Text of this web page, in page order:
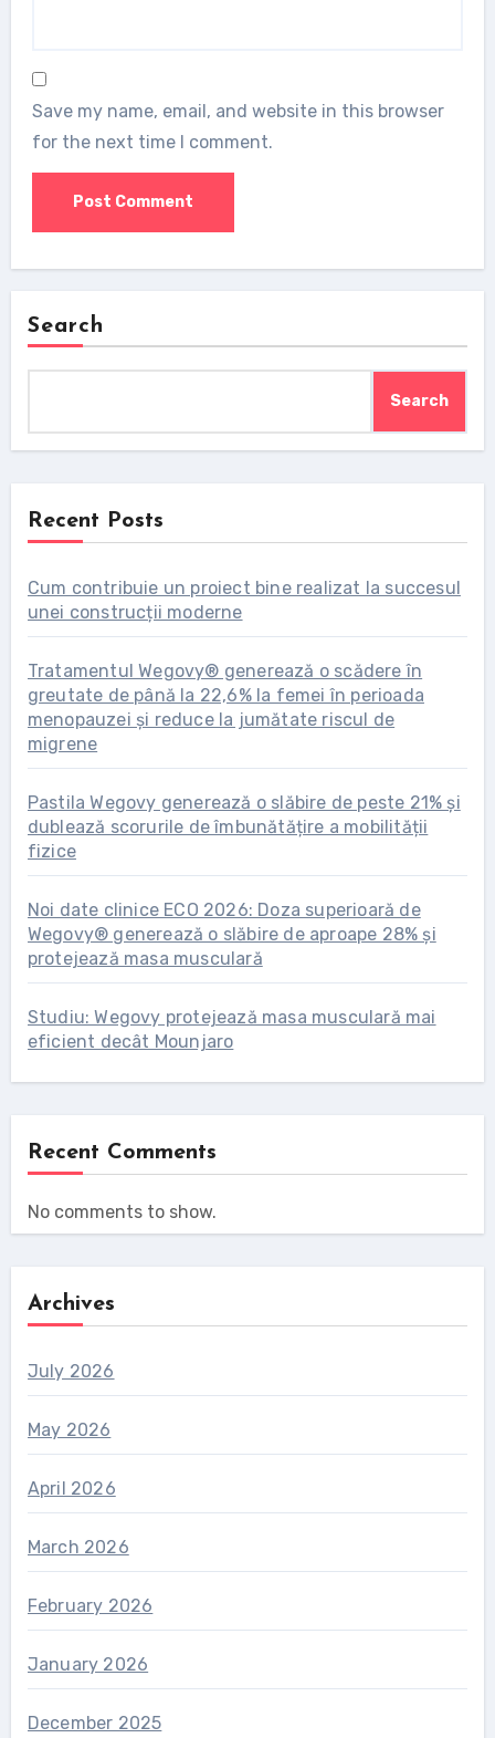
Save my name, email, and website in this browser
for the next time I comment.
Search
Search
Recent Posts
Cum contribuie un proiect bine realizat la succesul
unei construcții moderne
Tratamentul Wegovy® generează o scădere în
greutate de până la 22,6% la femei în perioada
menopauzei și reduce la jumătate riscul de
migrene
Pastila Wegovy generează o slăbire de peste 21% și
dublează scorurile de îmbunătățire a mobilității
fizice
Noi date clinice ECO 2026: Doza superioară de
Wegovy® generează o slăbire de aproape 28% și
protejează masa musculară
Studiu: Wegovy protejează masa musculară mai
eficient decât Mounjaro
Recent Comments
No comments to show.
Archives
July 2026
May 2026
April 2026
March 2026
February 2026
January 2026
December 2025